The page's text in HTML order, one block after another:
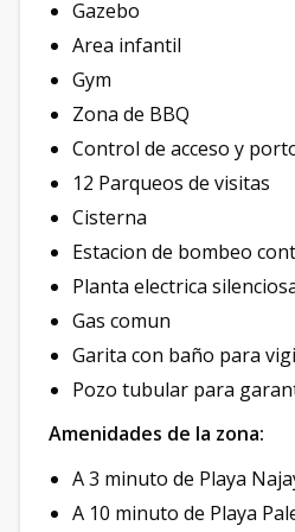
Gazebo
Area infantil
Gym
Zona de BBQ
Control de acceso y
12 Parqueos de visitas
Cisterna
Estacion de bombeo
Planta electrica
Gas comun
Garita con baño para
Pozo tubular para
Amenidades de la zona:
A 3 minuto de Playa
A 10 minuto de Playa